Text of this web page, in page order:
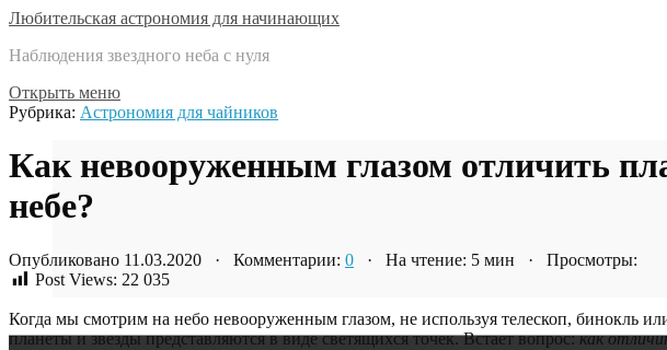
Любительская астрономия для начинающих
Наблюдения звездного неба с нуля
Открыть меню
Рубрика: Астрономия для чайников
Как невооруженным глазом отличить
небе?
Опубликовано 11.03.2020 · Комментарии: 0 · На чтение: 5 мин · Просмотры:
Post Views: 22 035
Когда мы смотрим на небо невооруженным глазом, не используя телескоп, бинокль
планеты и звезды представляются в виде светящихся точек. Встает вопрос:как